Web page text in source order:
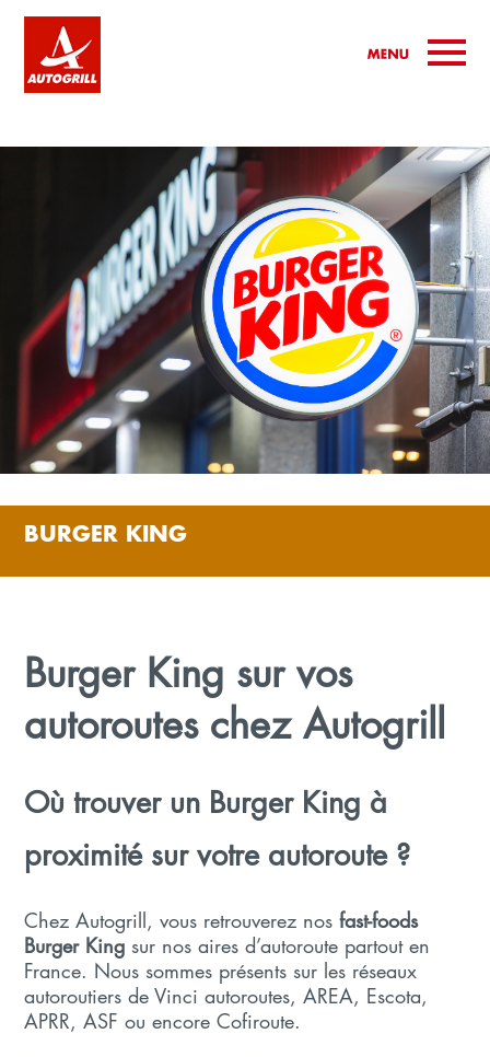
BURGER KING
Burger King sur vos
autoroutes chez Autogrill
Où trouver un Burger King à
proximité sur votre autoroute ?
Chez Autogrill, vous retrouverez nosfast-foods
Burger King sur nos aires d’autoroute partout en
France. Nous sommes présents sur les réseaux
autoroutiers de Vinci autoroutes, AREA, Escota,
APRR, ASF ou encore Cofiroute.